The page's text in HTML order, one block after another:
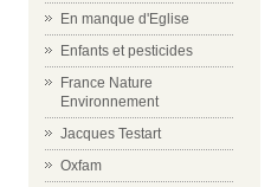
En manque d'Eglise
Enfants et pesticides
France Nature
Environnement
Jacques Testart
Oxfam